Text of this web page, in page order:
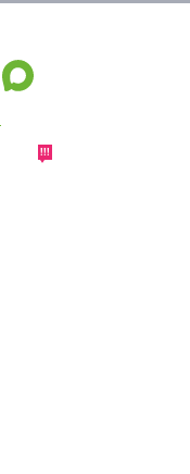
!!!